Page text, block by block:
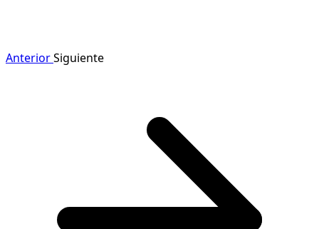
AnteriorSiguiente